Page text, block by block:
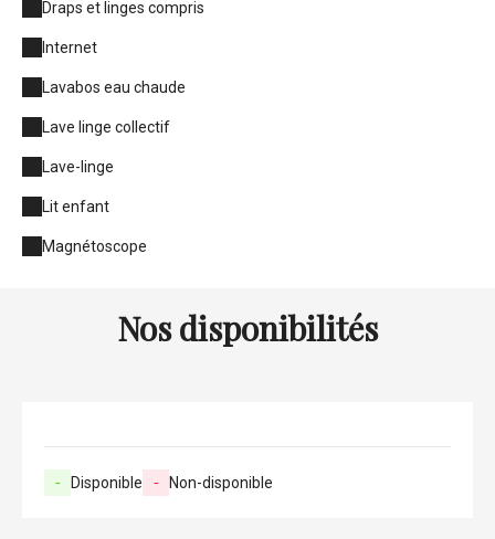
Draps et linges compris
Internet
Lavabos eau chaude
Lave linge collectif
Lave-linge
Lit enfant
Magnétoscope
Nos disponibilités
- Disponible - Non-disponible